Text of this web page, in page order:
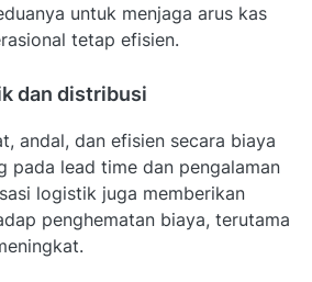
untuk menjaga arus kas
tetap efisien.
dan distribusi
andal, dan efisien secara biaya
pada lead time dan pengalaman
logistik juga memberikan
penghematan biaya, terutama